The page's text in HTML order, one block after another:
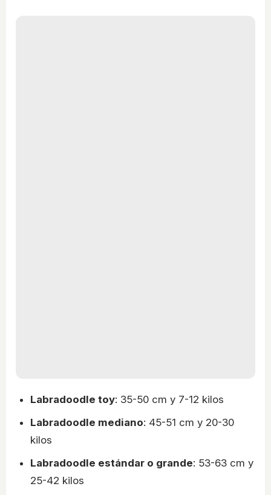
Labradoodle toy: 35-50 cm y 7-12 kilos
Labradoodle mediano: 45-51 cm y 20-30
kilos
Labradoodle estándar o grande: 53-63 cm y
25-42 kilos